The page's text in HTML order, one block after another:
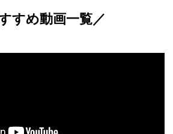
すめ動画一覧／